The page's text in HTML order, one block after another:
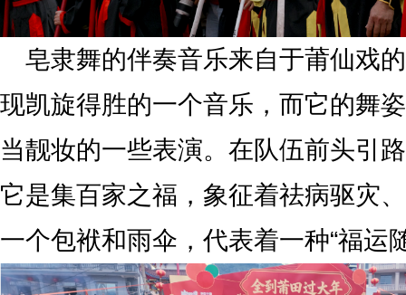
皂隶舞的伴奏音乐来自于莆仙戏
现凯旋得胜的一个音乐，而它的舞
当靓妆的一些表演。在队伍前头引
它是集百家之福，象征着祛病驱灾
一个包袱和雨伞，代表着一种“福运